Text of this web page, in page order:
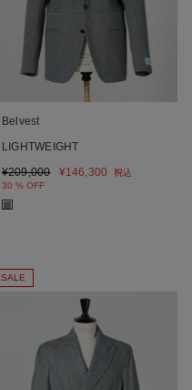
Belvest
LIGHTWEIGHT
¥209,000 ¥146,300
税込
30 % OFF
■
SALE